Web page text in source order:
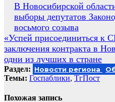
Навигация
по
записям
В Новосибирской
выборы депутатов
восьмого созыва
«Успей присоединиться к
заключения контракта в
одни из лучших в стране
Раздел: Новости региона
Темы: Госпаблики, ТгПост
Похожая запись